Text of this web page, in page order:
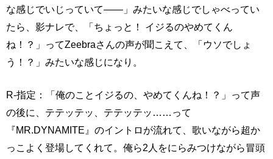
な感じでいじっていて――」みたいな感じでしゃべってい
たら、影ナレで、「ちょっと！ イジるのやめてくん
ね！？」ってZeebraさんの声が聞こえて、「ウソでしょ
う！？」みたいな感じになり。
R-指定：「俺のことイジるの、やめてくんね！？」って声
の後に、テテッテッ、テテッテッ……って
『MR.DYNAMITE』のイントロが流れて、歌いながら超か
っこよく登場してくれて。俺ら2人をにらみつけながら冒頭